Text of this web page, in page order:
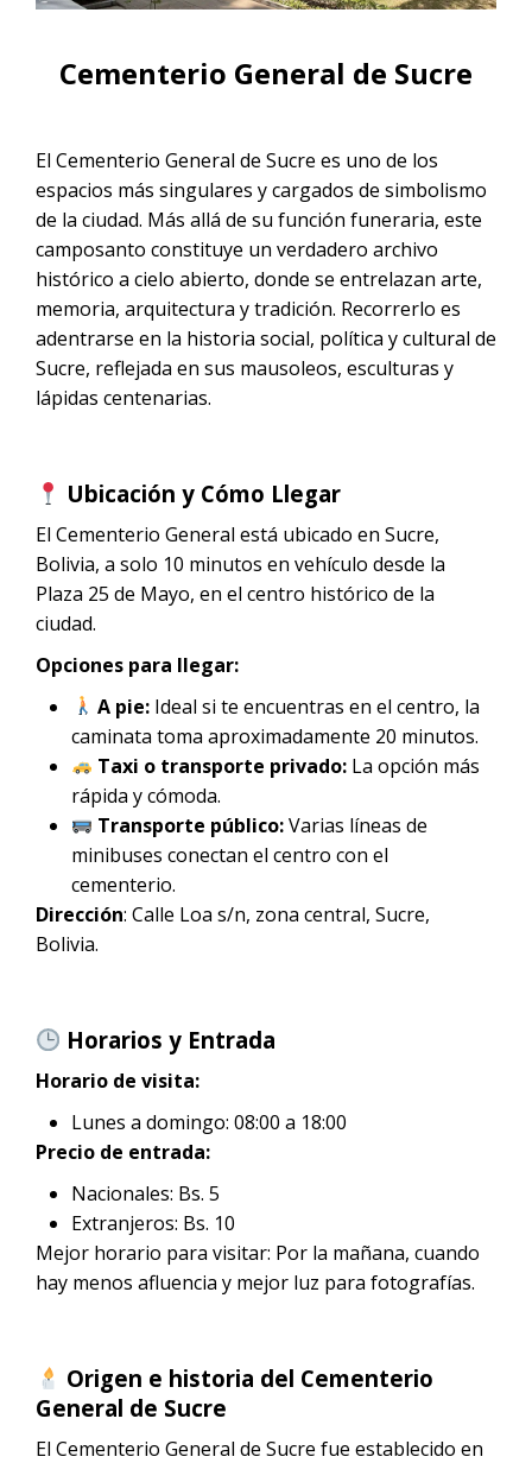
Noche
Tour Salar de Uyuni desde Sucre en
Tour Salar de Uyuni desde San
Pedro de Atacama en vuelo
Tour Salar de Uyuni desde
Cochabamba en Vuelo | 2D/1N
CONTACTANOS
Cementerio General de Sucre
El Cementerio General de Sucre es uno de los
espacios más singulares y cargados de simbolismo
de la ciudad. Más allá de su función funeraria, este
camposanto constituye un verdadero archivo
histórico a cielo abierto, donde se entrelazan arte,
memoria, arquitectura y tradición. Recorrerlo es
adentrarse en la historia social, política y cultural de
Sucre, reflejada en sus mausoleos, esculturas y
lápidas centenarias.
Ubicación y Cómo Llegar
El Cementerio General está ubicado en Sucre,
Bolivia, a solo 10 minutos en vehículo desde la
Plaza 25 de Mayo, en el centro histórico de la
ciudad.
Opciones para llegar:
A pie: Ideal si te encuentras en el centro, la
caminata toma aproximadamente 20 minutos.
Taxi o transporte privado: La opción más
rápida y cómoda.
Transporte público:Varias líneas de
minibuses conectan el centro con el
cementerio.
Dirección: Calle Loa s/n, zona central, Sucre,
Bolivia.
Horarios y Entrada
Horario de visita:
Lunes a domingo: 08:00 a 18:00
Precio de entrada:
Nacionales: Bs. 5
Extranjeros: Bs. 10
Mejor horario para visitar: Por la mañana, cuando
hay menos afluencia y mejor luz para fotografías.
Origen e historia del Cementerio
General de Sucre
El Cementerio General de Sucre fue establecido en